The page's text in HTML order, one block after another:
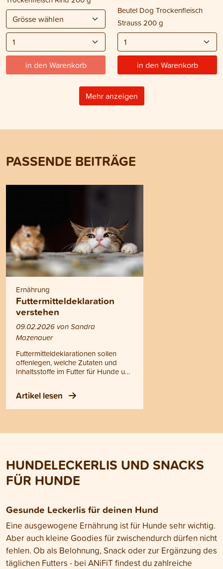
in den Warenkorb
Beutel Dog Trockenfleisch
Strauss 200 g
in den Warenkorb
Mehr anzeigen
PASSENDE BEITRÄGE
Ernährung
Futtermitteldeklaration
verstehen
09.02.2026 von Sandra
Mazenauer
Futtermitteldeklarationen sollen
offenlegen, welche Zutaten und
Inhaltsstoffe im Futter für Hunde und
Tierhalterinnen und Tierhalter
wissen nicht, worauf sie achten
und zeigen dir die Unterschiede
Konkurrenzprodukte.
Artikel lesen
HUNDELECKERLIS UND SNACKS
FÜR HUNDE
Gesunde Leckerlis für deinen Hund
Eine ausgewogene Ernährung ist für Hunde sehr wichtig.
Aber auch kleine Goodies für zwischendurch dürfen nicht
fehlen. Ob als Belohnung, Snack oder zur Ergänzung des
täglichen Futters - bei ANiFiT findest du zahlreiche